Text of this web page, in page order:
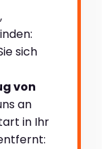
sich
von
an
in Ihr